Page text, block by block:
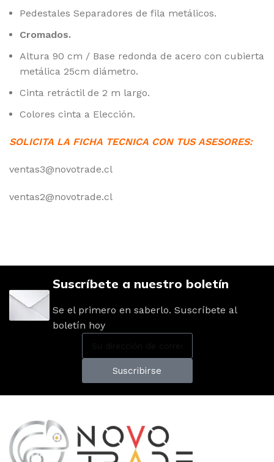
Pedestales Separadores de fila metálicos.
Cromados.
Altura 90 cm / Base redonda de acero con cubierta
metálica 25cm diámetro.
Cinta retráctil de 2 m largo.
Colores cinta a Elección.
SOLICITA LA FICHA TECNICA CON TUS ASESORES:
ventas3@novotrade.cl
ventas2@novotrade.cl
Suscríbete a nuestro boletín
Se el primero en saberlo. Suscríbete al
boletín hoy
Suscribirse